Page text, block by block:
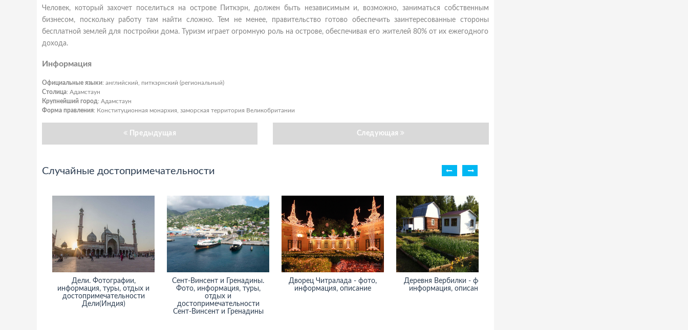
Человек, который захочет поселиться на острове Питкэрн, должен быть независимым и, возможно, заниматься собственным
бизнесом, поскольку работу там найти сложно. Тем не менее, правительство готово обеспечить заинтересованные стороны
бесплатной землей для постройки дома. Туризм играет огромную роль на острове, обеспечивая его жителей 80% от их ежегодного
дохода.
Информация
Официальные языки: английский, питкэрнский (региональный)
Столица: Адамстаун
Крупнейший город: Адамстаун
Форма правления: Конституционная монархия, заморская территория Великобритании
Предыдущая Следующая
Случайные достопримечательности
Дели. Фотографии,
информация, туры, отдых и
достопримечательности
Дели(Индия)
Сент-Винсент и Гренадины.
Фото, информация, туры,
отдых и
достопримечательности
Сент-Винсент и Гренадины
Дворец Читралада - фото,
информация, описание
Деревня Вербилки - фото,
информация, описание